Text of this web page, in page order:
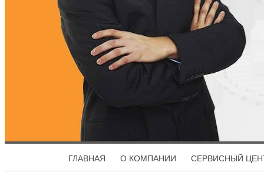
ГЛАВНАЯ О КОМПАНИИ СЕРВИСНЫЙ